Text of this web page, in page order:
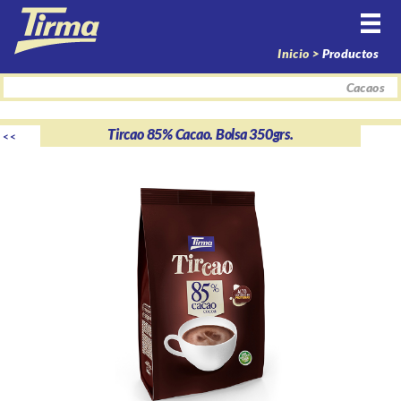
Inicio > Productos
Cacaos
<< Tircao 85% Cacao. Bolsa 350grs.